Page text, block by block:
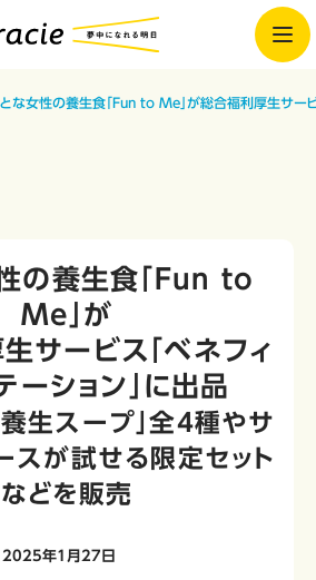
な女性の養生食「Fun to Me」が総合福利厚生サービ
の養生食「Fun to
Me」が
サービス「ベネフィ
ーション」に出品
養生スープ」全4種やサ
スが試せる限定セット
などを販売
2025年1月27日